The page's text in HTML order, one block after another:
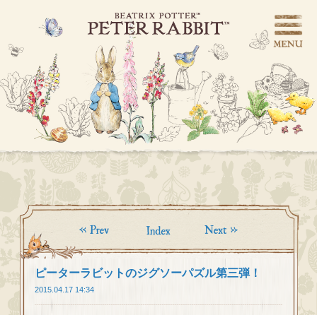
ピーターラビットのジグソーパズル第三弾！
2015.04.17 14:34